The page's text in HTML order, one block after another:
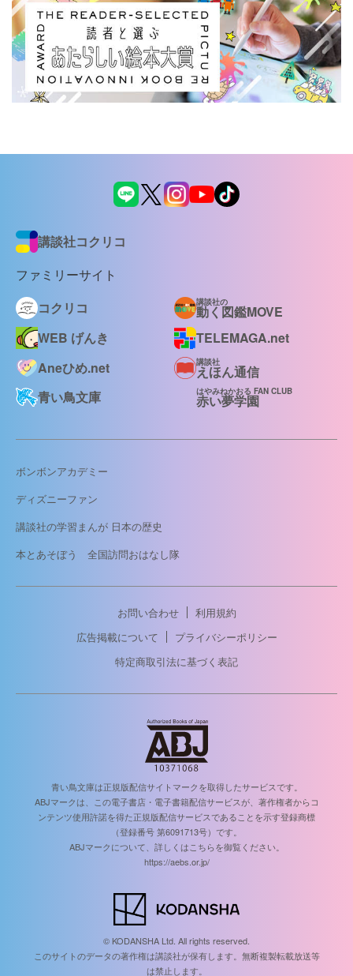
講談社コクリコ
ファミリーサイト
コクリコ
講談社の
動く図鑑MOVE
WEB げんき
TELEMAGA.net
Aneひめ.net
講談社
えほん通信
青い鳥文庫
はやみねかおる FAN CLUB
赤い夢学園
ボンボンアカデミー
ディズニーファン
講談社の学習まんが 日本の歴史
本とあそぼう 全国訪問おはなし隊
お問い合わせ
利用規約
広告掲載について
プライバシーポリシー
特定商取引法に基づく表記
青い鳥文庫は正規版配信サイトマークを取得したサービスです。
ABJマークは、この電子書店・電子書籍配信サービスが、著作権者からコ
ンテンツ使用許諾を得た正規版配信サービスであることを示す登録商標
（登録番号 第6091713号）です。
ABJマークについて、詳しくはこちらを御覧ください。
https://aebs.or.jp/
© KODANSHA Ltd. All rights reserved.
このサイトのデータの著作権は講談社が保有します。無断複製転載放送等
は禁止します。